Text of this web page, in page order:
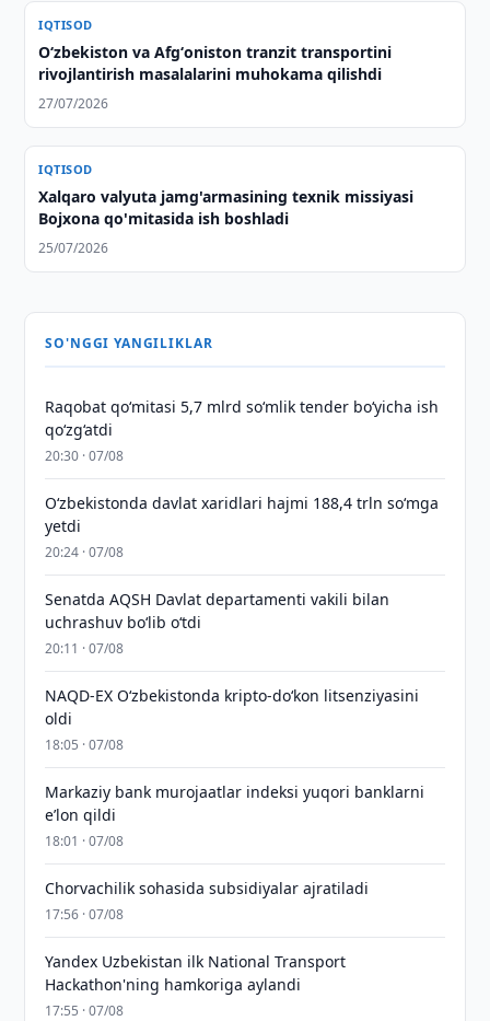
IQTISOD
Oʻzbekiston va Afgʻoniston tranzit transportini
rivojlantirish masalalarini muhokama qilishdi
27/07/2026
IQTISOD
Xalqaro valyuta jamg'armasining texnik missiyasi
Bojxona qo'mitasida ish boshladi
25/07/2026
SO'NGGI YANGILIKLAR
Raqobat qo‘mitasi 5,7 mlrd so‘mlik tender bo‘yicha ish
qo‘zg‘atdi
20:30 · 07/08
O‘zbekistonda davlat xaridlari hajmi 188,4 trln so‘mga
yetdi
20:24 · 07/08
Senatda AQSH Davlat departamenti vakili bilan
uchrashuv boʻlib oʻtdi
20:11 · 07/08
NAQD-EX O‘zbekistonda kripto-do‘kon litsenziyasini
oldi
18:05 · 07/08
Markaziy bank murojaatlar indeksi yuqori banklarni
eʼlon qildi
18:01 · 07/08
Chorvachilik sohasida subsidiyalar ajratiladi
17:56 · 07/08
Yandex Uzbekistan ilk National Transport
Hackathon'ning hamkoriga aylandi
17:55 · 07/08